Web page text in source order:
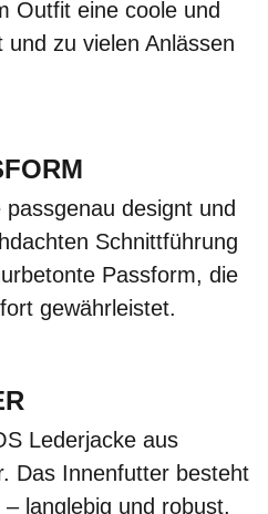
Outfit eine coole und
zu vielen Anlässen
designt und
Schnittführung
Passform, die
gewährleistet.
Lederjacke aus
Das Innenfutter besteht
langlebig und robust,